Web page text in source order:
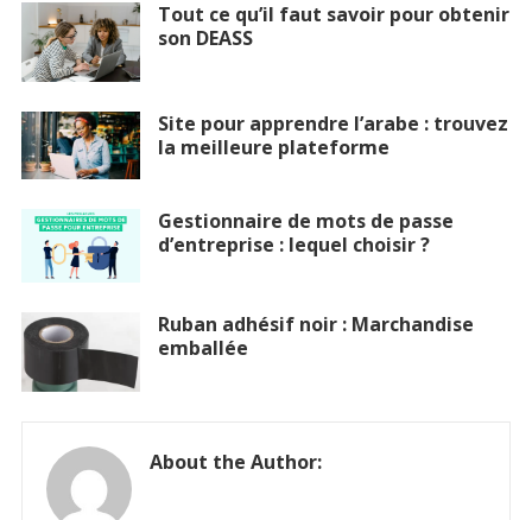
Tout ce qu’il faut savoir pour obtenir
son DEASS
Site pour apprendre l’arabe : trouvez
la meilleure plateforme
Gestionnaire de mots de passe
d’entreprise : lequel choisir ?
Ruban adhésif noir : Marchandise
emballée
About the Author: